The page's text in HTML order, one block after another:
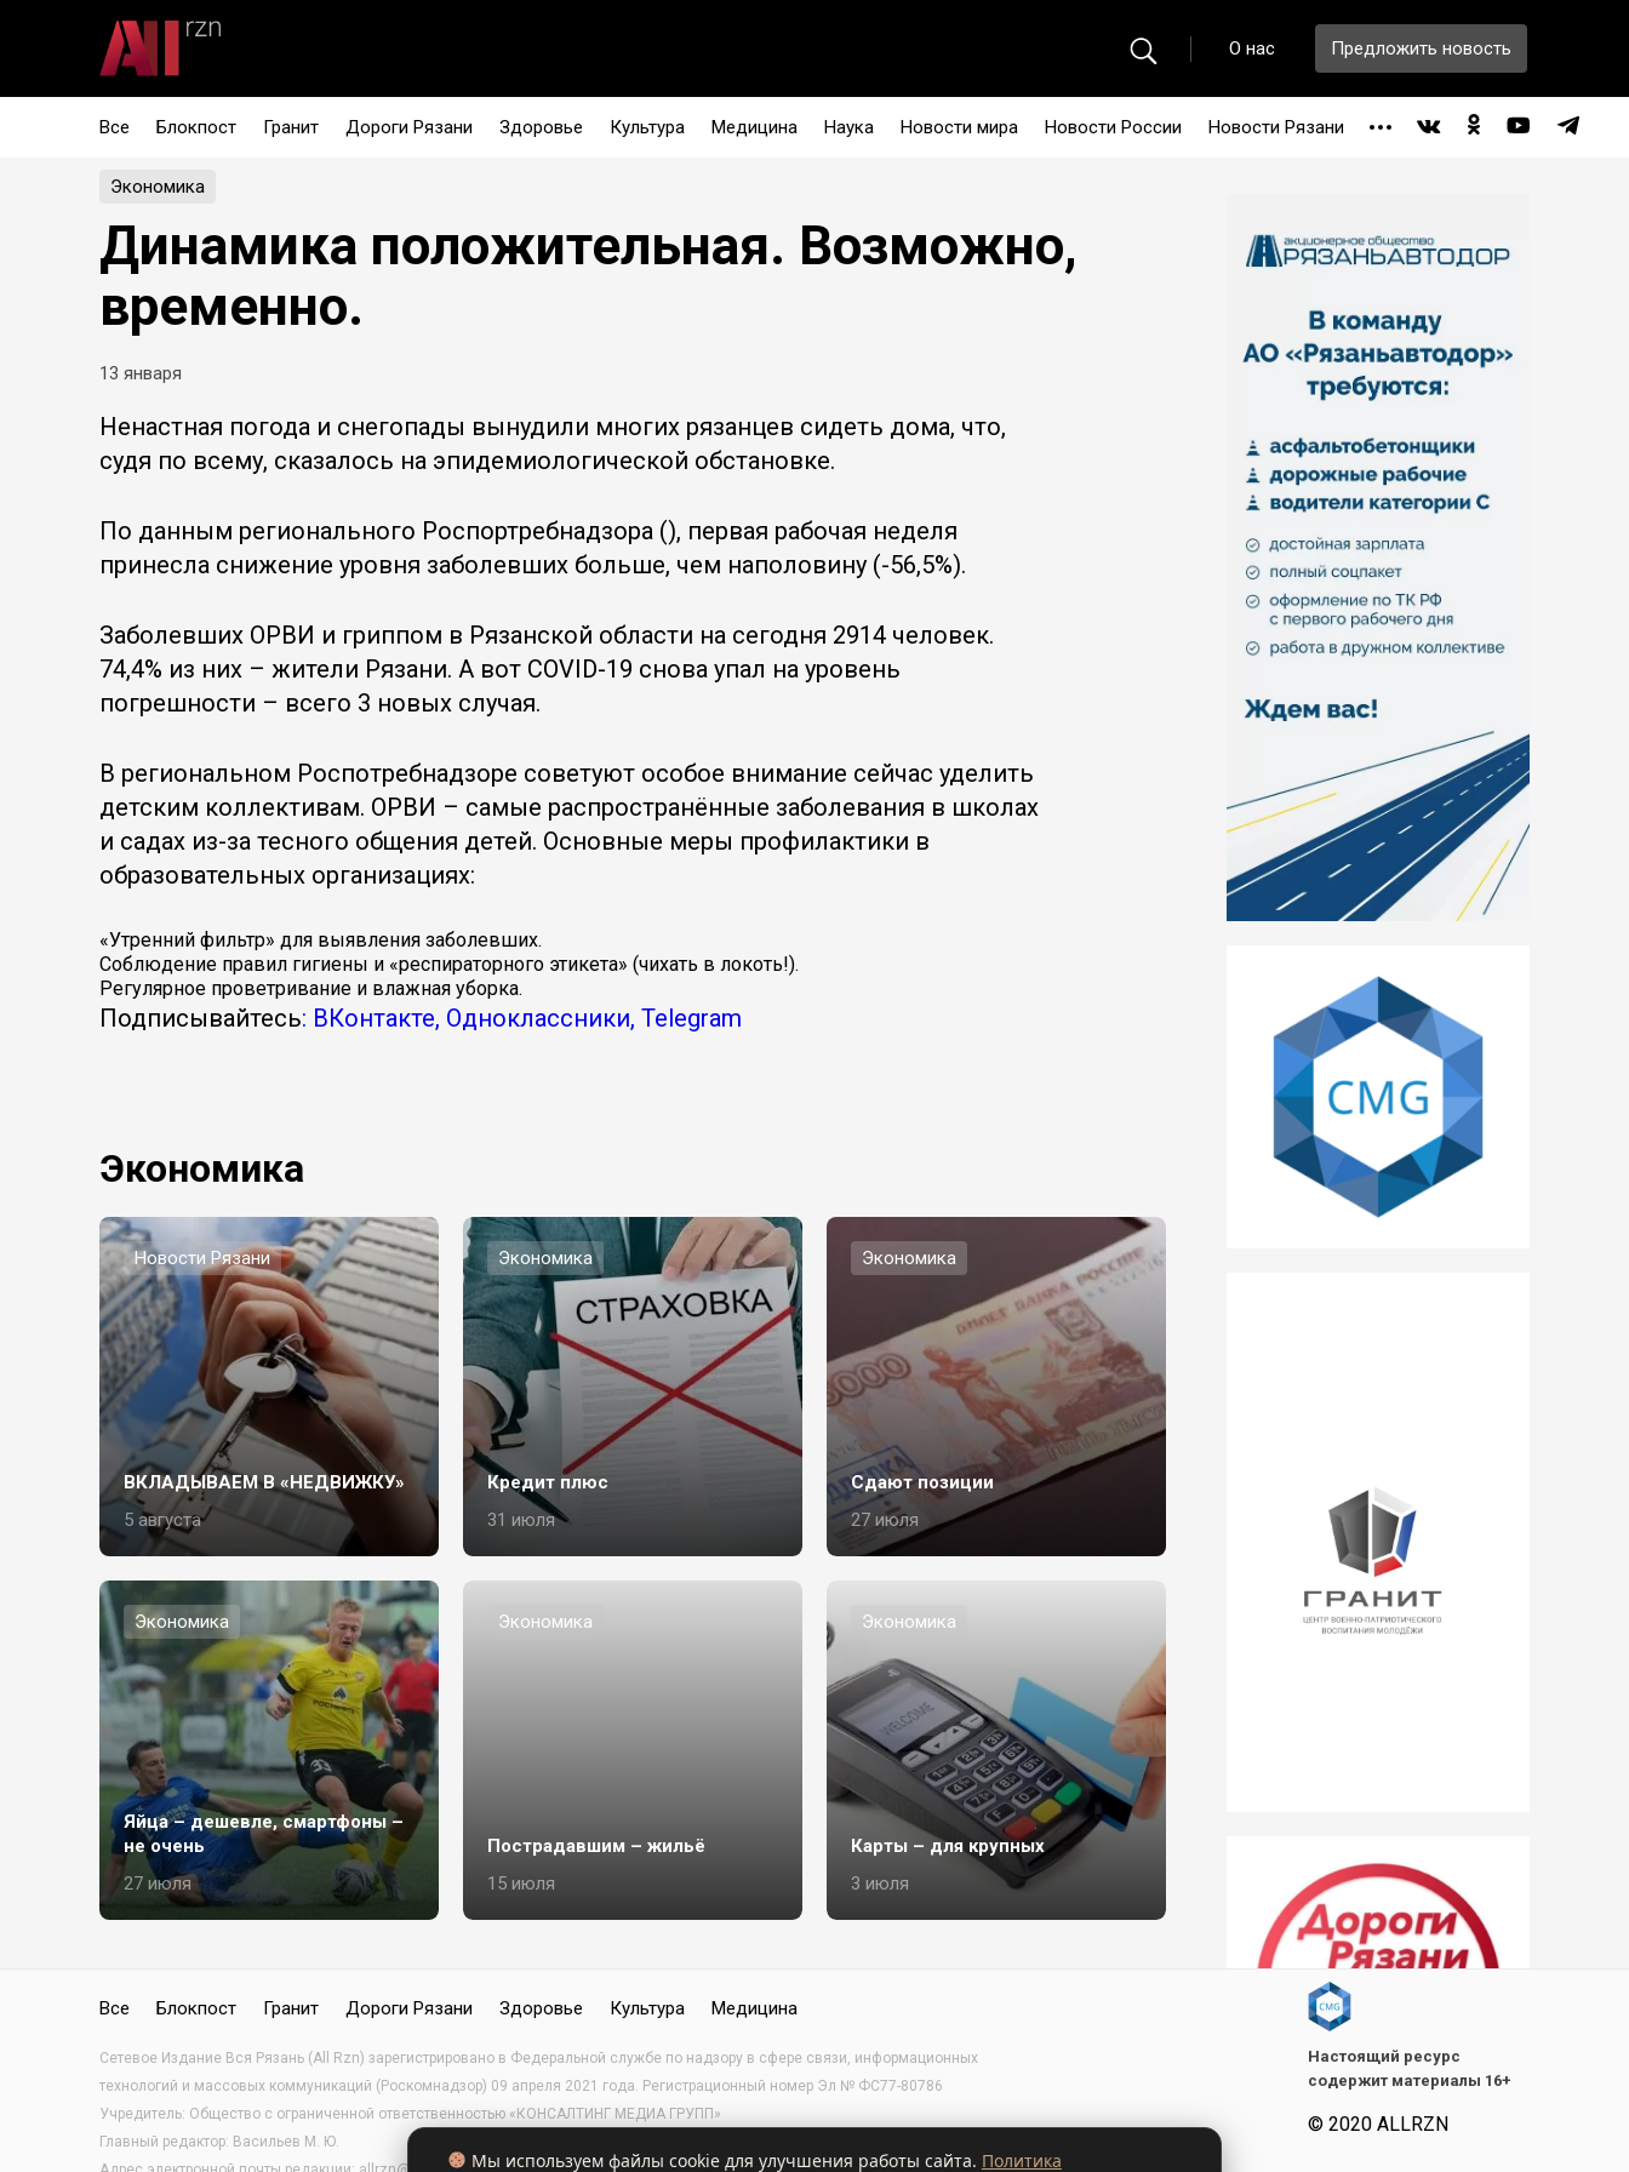
Мы используем файлы cookie для улучшения работы сайта. Политика
О нас Предложить новость
Все Блокпост Гранит Дороги Рязани Здоровье Культура Медицина Наука Новости мира Новости России Новости Рязани
Экономика
Динамика положительная. Возможно,
временно.
13 января
Ненастная погода и снегопады вынудили многих рязанцев сидеть дома, что,
судя по всему, сказалось на эпидемиологической обстановке.
По данным регионального Роспортребнадзора (), первая рабочая неделя
принесла снижение уровня заболевших больше, чем наполовину (-56,5%).
Заболевших ОРВИ и гриппом в Рязанской области на сегодня 2914 человек.
74,4% из них – жители Рязани. А вот COVID-19 снова упал на уровень
погрешности – всего 3 новых случая.
В региональном Роспотребнадзоре советуют особое внимание сейчас уделить
детским коллективам. ОРВИ – самые распространённые заболевания в школах
и садах из-за тесного общения детей. Основные меры профилактики в
образовательных организациях:
«Утренний фильтр» для выявления заболевших.
Соблюдение правил гигиены и «респираторного этикета» (чихать в локоть!).
Регулярное проветривание и влажная уборка.
Подписывайтесь: ВКонтакте, Одноклассники, Telegram
Экономика
Новости Рязани
ВКЛАДЫВАЕМ В «НЕДВИЖКУ»
5 августа
Экономика
Кредит плюс
31 июля
Экономика
Сдают позиции
27 июля
Экономика
Яйца – дешевле, смартфоны –
не очень
27 июля
Экономика
Пострадавшим – жильё
15 июля
Экономика
Карты – для крупных
3 июля
Все Блокпост Гранит Дороги Рязани Здоровье Культура Медицина
Сетевое Издание Вся Рязань (All Rzn) зарегистрировано в Федеральной службе по надзору в сфере связи, информационных
технологий и массовых коммуникаций (Роскомнадзор) 09 апреля 2021 года. Регистрационный номер Эл № ФС77-80786
Учредитель: Общество с ограниченной ответственностью «КОНСАЛТИНГ МЕДИА ГРУПП»
Главный редактор: Васильев М. Ю.
Настоящий ресурс
содержит материалы 16+
© 2020 ALLRZN